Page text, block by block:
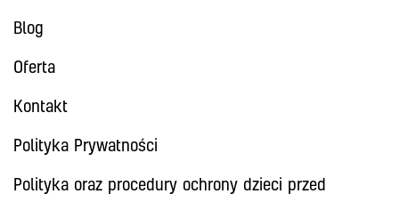
Blog
Oferta
Kontakt
Polityka Prywatności
Polityka oraz procedury ochrony dzieci przed